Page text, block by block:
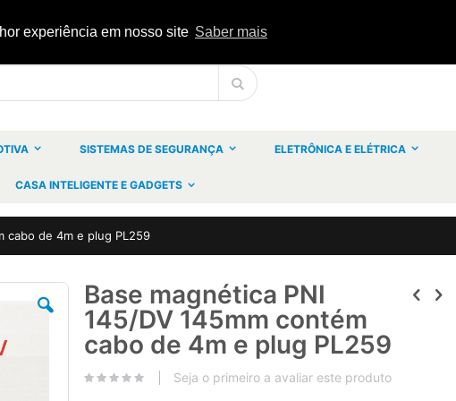
experiência em nosso site Saber mais
SISTEMAS DE SEGURANÇA ELETRÔNICA E ELÉTRICA
CASA INTELIGENTE E GADGETS
cabo de 4m e plug PL259
Saltar
para
Galeria
imagens
Base magnética PNI
145/DV 145mm contém
cabo de 4m e plug PL259
Seja o primeiro a avaliar este produto